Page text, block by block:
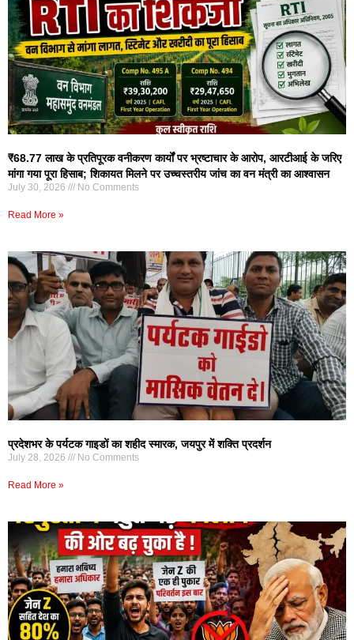
₹68.77 लाख के प्रतिपूरक वनीकरण कार्यों पर भ्रष्टाचार के आरोप, आरटीआई के जरिए
मांगा गया पूरा हिसाब; शिकायत मिलने पर उच्चस्तरीय जांच का वन मंत्री का आश्वासन
July 30, 2026 No Comments
Read More »
प्रदेशभर के पर्यटक गाइडों का शहीद स्मारक, जयपुर में शक्ति प्रदर्शन
July 28, 2026 No Comments
Read More »